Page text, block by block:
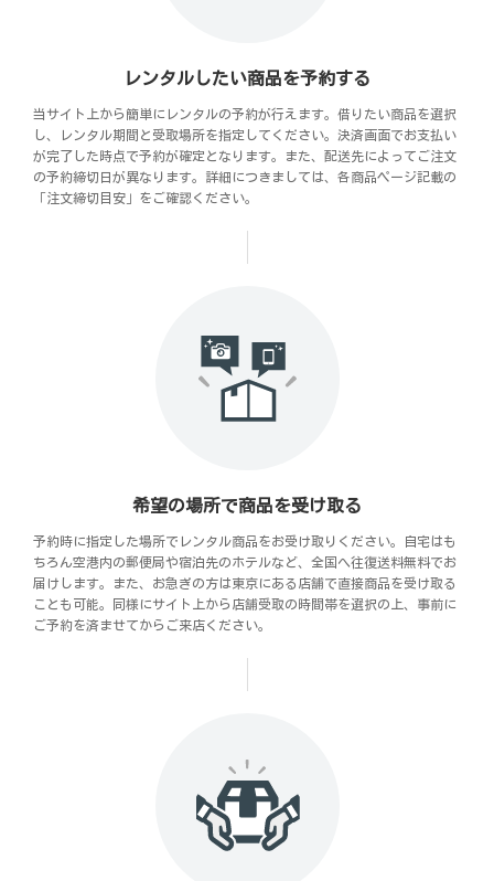
レンタルしたい商品を予約する
当サイト上から簡単にレンタルの予約が行えます。借りたい商品を選択
し、レンタル期間と受取場所を指定してください。決済画面でお支払い
が完了した時点で予約が確定となります。また、配送先によってご注文
の予約締切日が異なります。詳細につきましては、各商品ページ記載の
「注文締切目安」をご確認ください。
希望の場所で商品を受け取る
予約時に指定した場所でレンタル商品をお受け取りください。自宅はも
ちろん空港内の郵便局や宿泊先のホテルなど、全国へ往復送料無料でお
届けします。また、お急ぎの方は東京にある店舗で直接商品を受け取る
ことも可能。同様にサイト上から店舗受取の時間帯を選択の上、事前に
ご予約を済ませてからご来店ください。